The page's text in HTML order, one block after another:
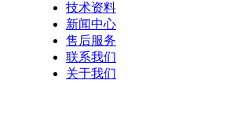
技术资料
新闻中心
售后服务
联系我们
关于我们